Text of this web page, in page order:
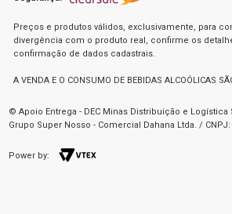
Preços e produtos válidos, exclusivamente, para
divergência com o produto real, confirme os
confirmação de dados cadastrais.
A VENDA E O CONSUMO DE BEBIDAS ALCOÓLICAS
© Apoio Entrega - DEC Minas Distribuição e Logística
Grupo Super Nosso - Comercial Dahana Ltda. /
Power by: